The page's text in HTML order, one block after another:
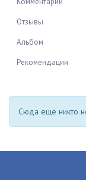
Отзывы
Альбом
Рекомендации
Сюда еще никто